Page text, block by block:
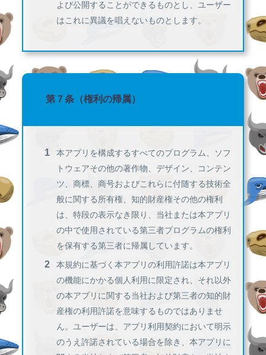
よび公開することができるものとし、ユーザー
はこれに異議を唱えないものとします。
第７条（権利の帰属）
本アプリを構成するすべてのプログラム、ソフ
トウェアその他の著作物、デザイン、コンテン
ツ、商標、商号およびこれらに付随する技術全
般に関する所有権、知的財産権その他の権利
は、特段の表示なき限り、当社または本アプリ
の中で使用されている第三者プログラムの権利
を保有する第三者に帰属しています。
本規約に基づく本アプリの利用許諾は本アプリ
の機能にかかる個人利用に限定され、それ以外
の本アプリに関する当社および第三者の知的財
産権の利用許諾を意味するものではありませ
ん。ユーザーは、アプリ利用契約において明示
のうえ許諾されている場合を除き、本アプリに